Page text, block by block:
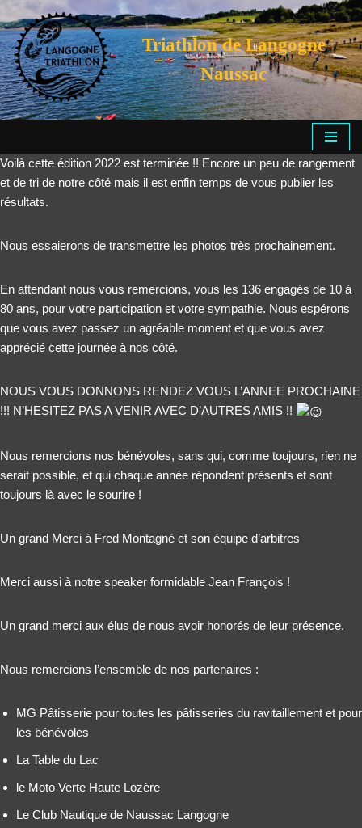
Aller
au
contenu
Triathlon de Langogne
Naussac
Voilà cette édition 2022 est terminée !! Encore un peu de rangement
et de tri de notre côté mais il est enfin temps de vous publier les
résultats.
Nous essaierons de transmettre les photos très prochainement.
En attendant nous vous remercions, vous les 136 engagés de 10 à
80 ans, pour votre participation et votre sympathie. Nous espérons
que vous avez passez un agréable moment et que vous avez
apprécié cette journée à nos côté.
NOUS VOUS DONNONS RENDEZ VOUS L’ANNEE PROCHAINE
!!! N’HESITEZ PAS A VENIR AVEC D’AUTRES AMIS !!
Nous remercions nos bénévoles, sans qui, comme toujours, rien ne
serait possible, et qui chaque année répondent présents et sont
toujours là avec le sourire !
Un grand Merci à Fred Montagné et son équipe d’arbitres
Merci aussi à notre speaker formidable Jean François !
Un grand merci aux élus de nous avoir honorés de leur présence.
Nous remercions l’ensemble de nos partenaires :
MG Pâtisserie pour toutes les pâtisseries du ravitaillement et pour
les bénévoles
La Table du Lac
le Moto Verte Haute Lozère
Le Club Nautique de Naussac Langogne